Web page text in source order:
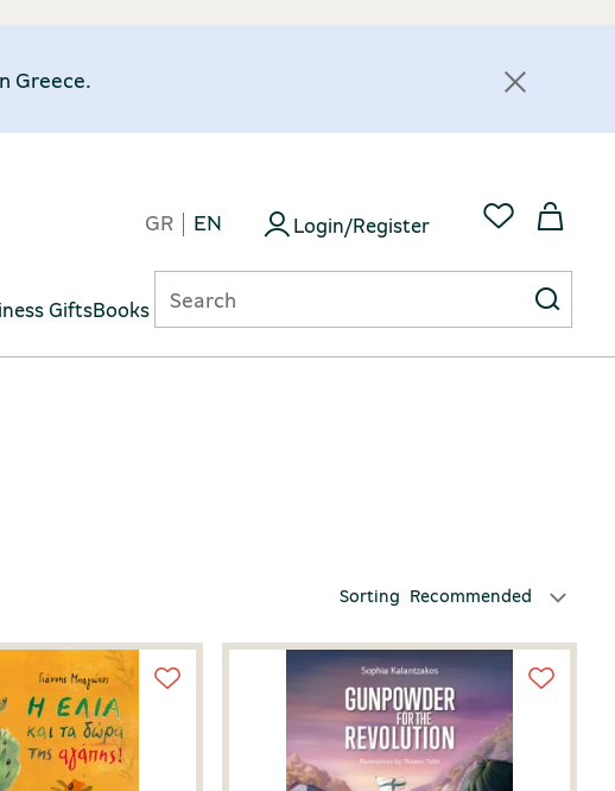
Greece.
GiftsBooks
GR EN Login/Register
Sorting Recommended